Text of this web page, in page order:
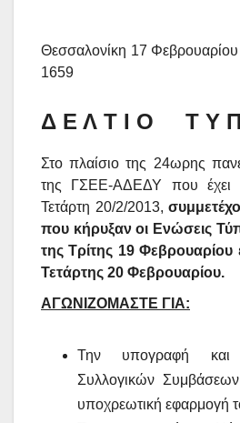
Θεσσαλονίκη 17
1659
Δ Ε Λ Τ Ι Ο Τ Υ
Στο πλαίσιο της 24ωρης
της ΓΣΕΕ-ΑΔΕΔΥ που έχει
Τετάρτη 20/2/2013,
που κήρυξαν οι Ενώσεις
της Τρίτης 19
Τετάρτης 20 Φεβρουαρίου.
ΑΓΩΝΙΖΟΜΑΣΤΕ ΓΙΑ:
Την υπογραφή και
Συλλογικών
υποχρεωτική εφαρμογή